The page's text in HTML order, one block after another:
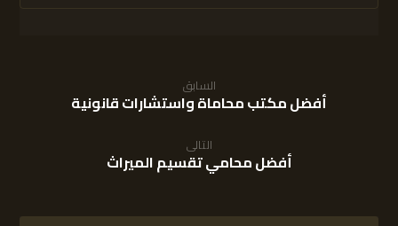
السابق
أفضل مكتب محاماة واستشارات قانونية
التالى
أفضل محامي تقسيم الميراث